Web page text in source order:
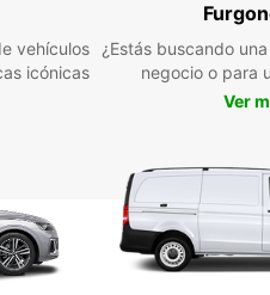
tu coche de Europcar, podrás
como el Parque
de un paseo en bote por el
sudafricana en los
en la belleza natural de
tu coche
vehículos
icónicas
¿Estás buscando
negocio o para
Ver